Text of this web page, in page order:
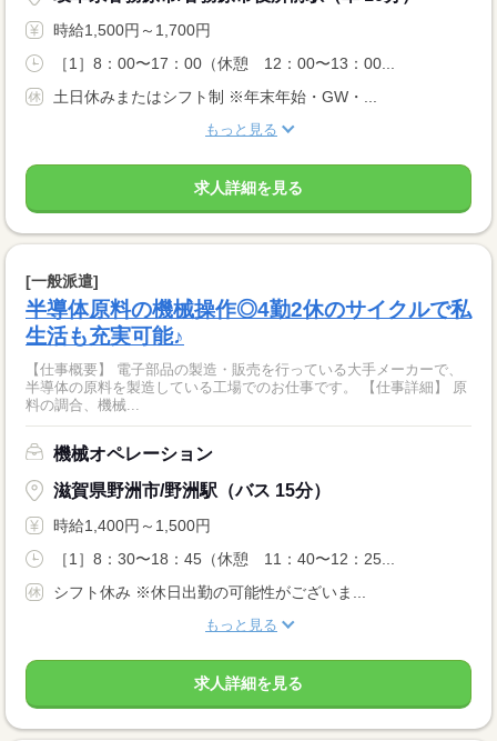
時給1,500円～1,700円
［1］8：00〜17：00（休憩 12：00〜13：00...
土日休みまたはシフト制 ※年末年始・GW・...
もっと見る
求人詳細を見る
[一般派遣]
半導体原料の機械操作◎4勤2休のサイクルで私
生活も充実可能♪
【仕事概要】 電子部品の製造・販売を行っている大手メーカーで、
半導体の原料を製造している工場でのお仕事です。 【仕事詳細】 原
料の調合、機械...
機械オペレーション
滋賀県野洲市/野洲駅（バス 15分）
時給1,400円～1,500円
［1］8：30〜18：45（休憩 11：40〜12：25...
シフト休み ※休日出勤の可能性がございま...
もっと見る
求人詳細を見る